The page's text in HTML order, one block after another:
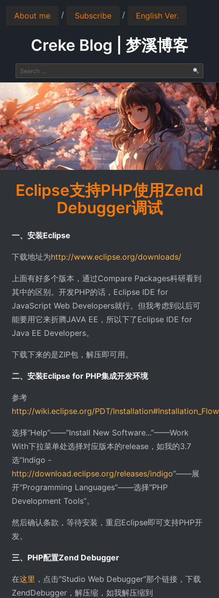
About me / Subscribe / English Ver.
Creke Blog | 梦溪博客
Eclipse支持PHP使用Zend
Debugger调试
一、安装Eclipse
下载地址为http://www.eclipse.org/downloads/
上面有好多个版本，通过Compare Packages科研看到
其中的区别。开发PHP的话，Eclipse IDE for
JavaScript Web Developers就行。但我考虑到以后可
能要用它来折腾JAVA EE，所以下了Eclipse IDE for
Java EE Developers。
下载下来的是ZIP包，解压即可用。
二、安装Eclipse for PHP集成开发环境
参考
http://wiki.eclipse.org/PDT/Installation#Installation_Flow
选择“Help”——“Install New Software...”——Work
With下拉菜单处选择对应版本的release，如我的3.7
选“Indigo -
http://download.eclipse.org/releases/indigo”——展
开“Programming Languages”——选择“PHP
Development Tools”。
然后确认条款，等待安装，重启Eclipse即可支持PHP开
发。
三、PHP配置Zend Debugger
在这里 ，点击“Studio Web Debugger”那个链接，下载
ZendDebugger，解压缩，如我解压缩到